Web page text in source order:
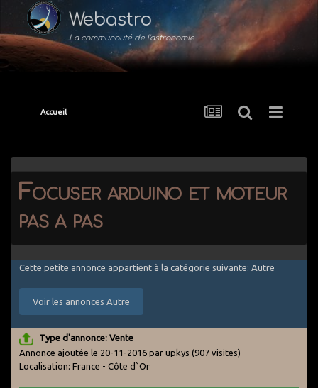
Webastro
La communauté de l'astronomie
Accueil
Focuser arduino et moteur
pas a pas
Cette petite annonce appartient à la catégorie suivante: Autre
Voir les annonces Autre
Type d'annonce: Vente
Annonce ajoutée le 20-11-2016 par upkys (907 visites)
Localisation: France - Côte d`Or